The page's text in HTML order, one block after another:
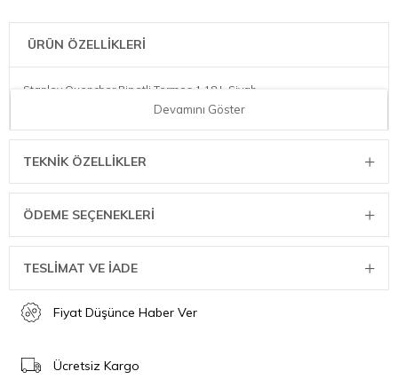
ÜRÜN ÖZELLİKLERİ
Stanley Quencher Pipetli Termos 1,18 L Siyah
Devamını Göster
TEKNIK ÖZELLIKLER
ÖDEME SEÇENEKLERI
TESLİMAT VE İADE
Fiyat Düşünce Haber Ver
Ücretsiz Kargo